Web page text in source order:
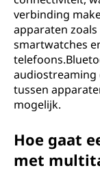
verbinding
apparaten
smartwatches
audiostreaming
tussen
mogelijk.
Hoe gaat
met